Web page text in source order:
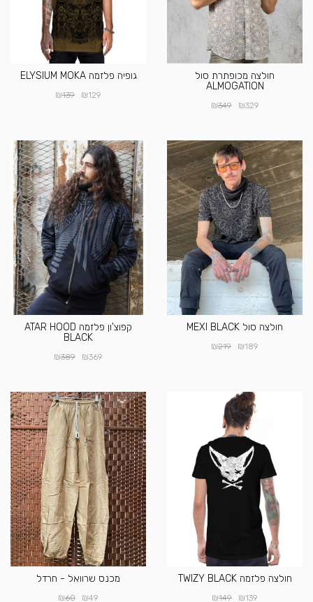
חולצה מכופתרת סול
ALMOGATION
₪329
₪349
גופיה פלזמה ELYSIUM MOKA
₪129
₪139
חולצה סול MEXI BLACK
₪189
₪219
קפוצ'ון פלזמה ATAR HOOD
BLACK
₪369
₪389
חולצה פלזמה TWIZY BLACK
₪139
₪149
מכנס שרוואל - חרדל
₪49
₪60